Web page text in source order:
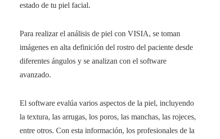
estado de tu piel facial.
Para realizar el análisis de piel con VISIA, se toman
imágenes en alta definición del rostro del paciente desde
diferentes ángulos y se analizan con el software
avanzado.
El software evalúa varios aspectos de la piel, incluyendo
la textura, las arrugas, los poros, las manchas, las rojeces,
entre otros. Con esta información, los profesionales de la